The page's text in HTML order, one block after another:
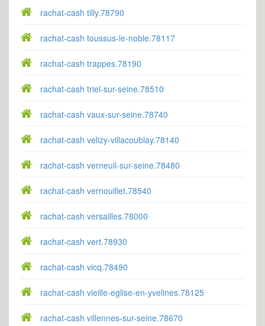
rachat-cash tilly.78790
rachat-cash toussus-le-noble.78117
rachat-cash trappes.78190
rachat-cash triel-sur-seine.78510
rachat-cash vaux-sur-seine.78740
rachat-cash velizy-villacoublay.78140
rachat-cash verneuil-sur-seine.78480
rachat-cash vernouillet.78540
rachat-cash versailles.78000
rachat-cash vert.78930
rachat-cash vicq.78490
rachat-cash vieille-eglise-en-yvelines.78125
rachat-cash villennes-sur-seine.78670